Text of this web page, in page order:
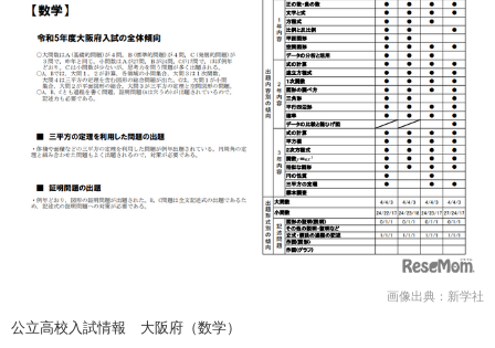
画像出典：新学社
公立高校入試情報 大阪府（数学）